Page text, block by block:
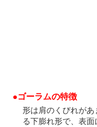
●ゴーラムの特徴
形は肩のくびれが
る下膨れ形で、表